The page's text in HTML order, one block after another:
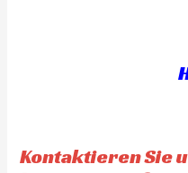
Kontaktieren Sie